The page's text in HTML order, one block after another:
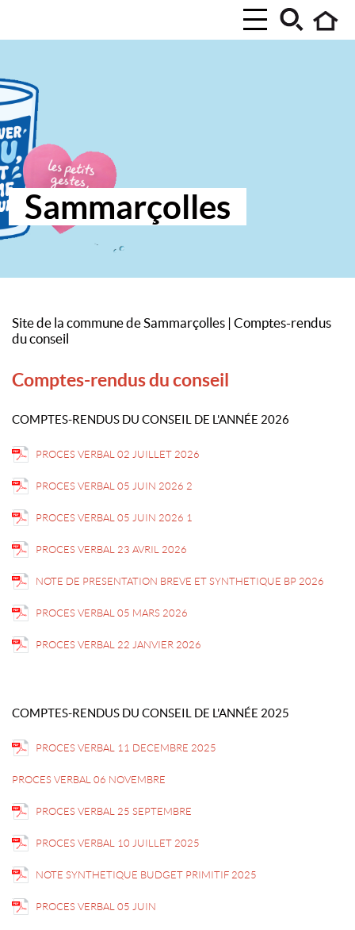
Sammarçolles
Site de la commune de Sammarçolles
Comptes-rendus
du conseil
Comptes-rendus du conseil
COMPTES-RENDUS DU CONSEIL DE L'ANNÉE 2026
PROCES VERBAL 02 JUILLET 2026
PROCES VERBAL 05 JUIN 2026 2
PROCES VERBAL 05 JUIN 2026 1
PROCES VERBAL 23 AVRIL 2026
NOTE DE PRESENTATION BREVE ET SYNTHETIQUE BP 2026
PROCES VERBAL 05 MARS 2026
PROCES VERBAL 22 JANVIER 2026
COMPTES-RENDUS DU CONSEIL DE L'ANNÉE 2025
PROCES VERBAL 11 DECEMBRE 2025
PROCES VERBAL 06 NOVEMBRE
PROCES VERBAL 25 SEPTEMBRE
PROCES VERBAL 10 JUILLET 2025
NOTE SYNTHETIQUE BUDGET PRIMITIF 2025
PROCES VERBAL 05 JUIN